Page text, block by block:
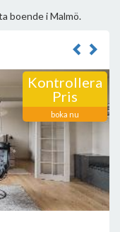
boende i Malmö.
Kontrollera
Pris
boka nu